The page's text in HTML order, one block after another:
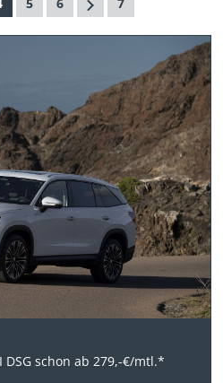
DSG schon ab 279,-€/mtl.*